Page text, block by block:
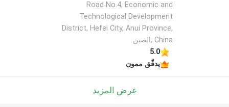
Road No.4, Economic and
Technological Development
District, Hefei City, Anui Province,
China ,الصين
5.0
يدقّق ممون
عرض المزيد